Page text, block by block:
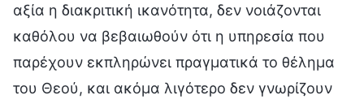
αξία η διακριτική ικανότητα, δεν νοιάζονται
καθόλου να βεβαιωθούν ότι η υπηρεσία που
παρέχουν εκπληρώνει πραγματικά το θέλημα
του Θεού, και ακόμα λιγότερο δεν γνωρίζουν